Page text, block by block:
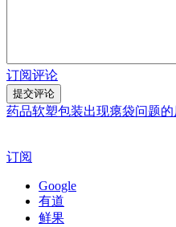
订阅评论
药品软塑包装出现瘪袋问题
订阅
Google
有道
鲜果